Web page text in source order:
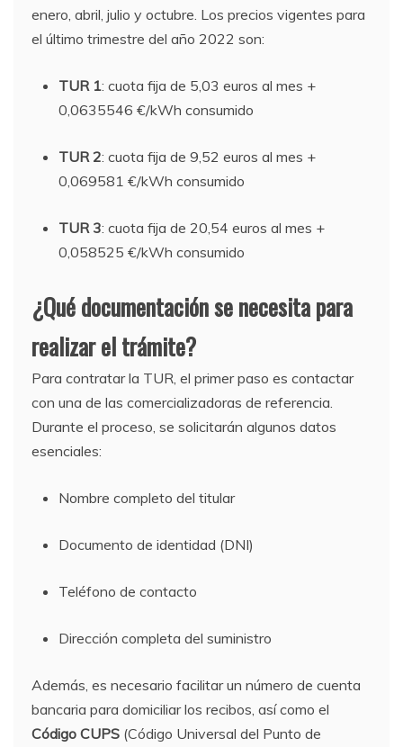
enero, abril, julio y octubre. Los precios vigentes para
el último trimestre del año 2022 son:
TUR 1: cuota fija de 5,03 euros al mes +
0,0635546 €/kWh consumido
TUR 2: cuota fija de 9,52 euros al mes +
0,069581 €/kWh consumido
TUR 3: cuota fija de 20,54 euros al mes +
0,058525 €/kWh consumido
¿Qué documentación se necesita para
realizar el trámite?
Para contratar la TUR, el primer paso es contactar
con una de las comercializadoras de referencia.
Durante el proceso, se solicitarán algunos datos
esenciales:
Nombre completo del titular
Documento de identidad (DNI)
Teléfono de contacto
Dirección completa del suministro
Además, es necesario facilitar un número de cuenta
bancaria para domiciliar los recibos, así como el
Código CUPS (Código Universal del Punto de